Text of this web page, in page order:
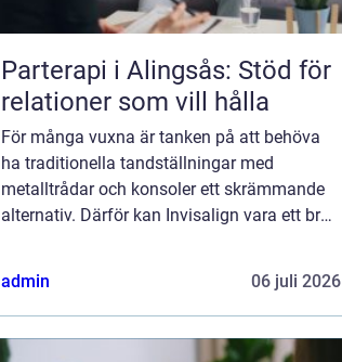
Parterapi i Alingsås: Stöd för
relationer som vill hålla
För många vuxna är tanken på att behöva
ha traditionella tandställningar med
metalltrådar och konsoler ett skrämmande
alternativ. Därför kan Invisalign vara ett bra
admin
06 juli 2026